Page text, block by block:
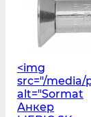
<img
src="/media/
alt="Sormat
Анкер